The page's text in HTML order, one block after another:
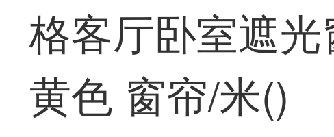
格客厅卧室遮
黄色 窗帘/米()